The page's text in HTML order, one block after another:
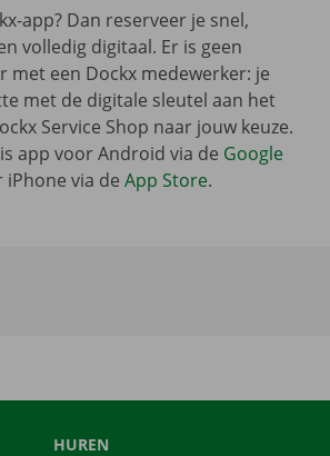
app? Dan reserveer je snel,
volledig digitaal. Er is geen
met een Dockx medewerker: je
met de digitale sleutel aan het
Service Shop naar jouw keuze.
app voor Android via de Google
iPhone via de App Store.
HUREN